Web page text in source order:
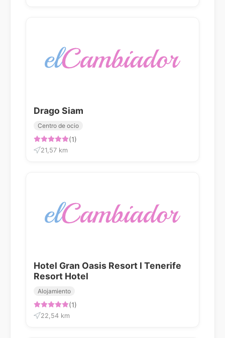
Drago Siam
Centro de ocio
(1)
21,57 km
Hotel Gran Oasis Resort l Tenerife
Resort Hotel
Alojamiento
(1)
22,54 km